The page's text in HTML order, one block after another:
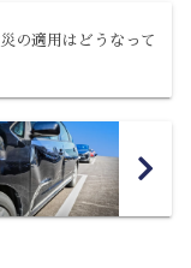
の適用はどうなって